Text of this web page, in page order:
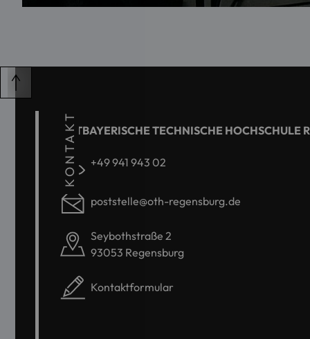
KONTAKT
OSTBAYERISCHE TECHNISCHE HOCHSCHULE
+49 941 943 02
poststelle@oth-regensburg.de
Seybothstraße 2
93053 Regensburg
Kontaktformular